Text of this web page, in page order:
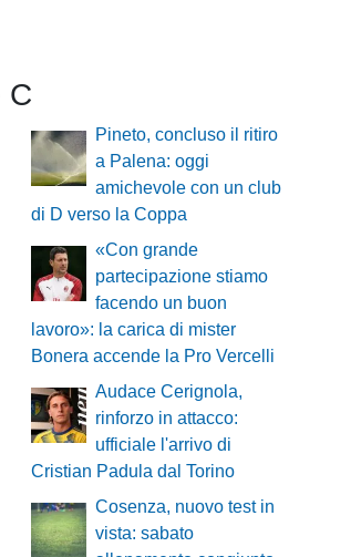
C
Pineto, concluso il ritiro
a Palena: oggi
amichevole con un club
di D verso la Coppa
«Con grande
partecipazione stiamo
facendo un buon
lavoro»: la carica di mister
Bonera accende la Pro Vercelli
Audace Cerignola,
rinforzo in attacco:
ufficiale l'arrivo di
Cristian Padula dal Torino
Cosenza, nuovo test in
vista: sabato